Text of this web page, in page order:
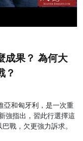
成果？ 為何大
？
亞和匈牙利，是一次重
強指出，習此行選擇這
戰，欠更強力訴求。